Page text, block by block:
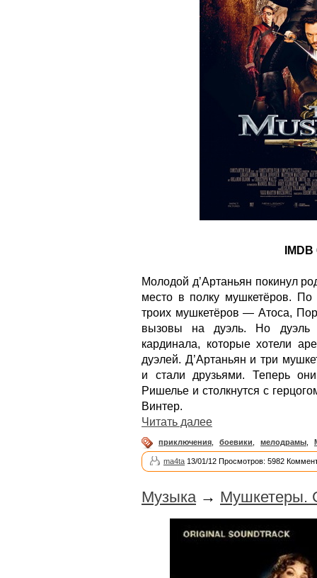
Молодой д’Артаньян покинул
место в полку мушкетёров. По
троих мушкетёров — Атоса,
вызовы на дуэль. Но дуэль
кардинала, которые хотели
дуэлей. Д’Артаньян и три
и стали друзьями. Теперь
Ришелье и столкнутся с
Винтер.
Читать далее
приключения боевики мелодрамы
ma4ta 13/01/12 Просмотров: 5982
Музыка → Мушкетеры.